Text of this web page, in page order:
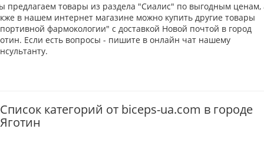
предлагаем товары из раздела "Сиалис" по выгодным ценам,
в нашем интернет магазине можно купить другие товары
фармокологии" с доставкой Новой почтой в город
Если есть вопросы - пишите в онлайн чат нашему
Список категорий от biceps-ua.com в городе
Яготин